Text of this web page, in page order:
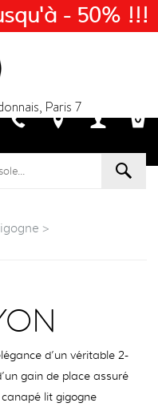
Paris 7
>
d’un véritable 2-
gain de place assuré
lit gigogne
- 50% !!!